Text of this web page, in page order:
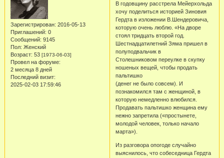
Зарегистрирован: 2016-05-13
Приглашений: 0
Сообщений: 9145
Пол: Женский
Возраст: 53 [1973-06-03]
Провел на форуме:
2 месяца 8 дней
Последний визит:
2025-02-03 17:59:46
В годовщину расстрела Мейерхольда
хочу поделиться историей Зиновия
Гердта в изложении В.Шендеровича,
которую очень люблю. «На дворе
стоял тридцать второй год.
Шестнадцатилетний Зяма пришел в
полуподвальчик в
Столешниковом переулке в скупку
ношеных вещей, чтобы продать
пальтишко
(денег не было совсем). И
познакомился там с женщиной, в
которую немедленно влюбился.
Продавать пальтишко женщина ему
нежно запретила («простынете,
молодой человек, только начало
марта»).
Из разговора опогоде случайно
выяснилось, что собеседница Гердта